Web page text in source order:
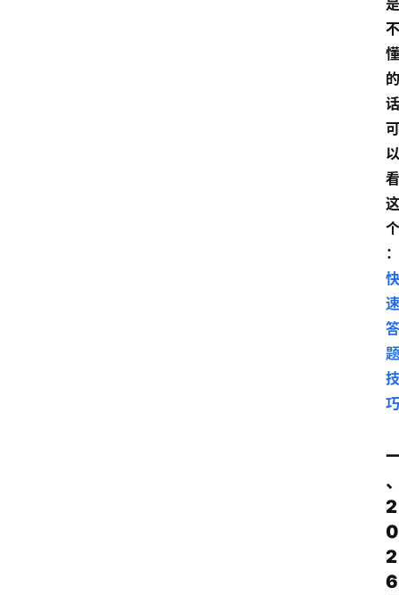
是
不
懂
的
话
可
以
看
这
个
：
快
速
答
题
技
巧
2
0
2
6